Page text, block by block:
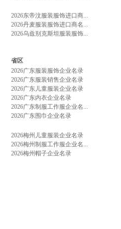
2026东帝汶服装服饰进口商...
2026丹麦服装服饰进口商名...
2026乌兹别克斯坦服装服饰...
省区
2026广东服装服饰企业名录
2026广东服装销售企业名录
2026广东儿童服装企业名录
2026广东内衣企业名录
2026广东制服工作服企业名...
2026广东围巾企业名录
2026梅州儿童服装企业名录
2026梅州制服工作服企业名...
2026梅州帽子企业名录